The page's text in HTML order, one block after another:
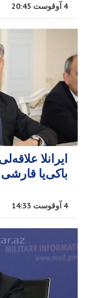
4 آوقوست 20:45
ایرانلا
باکی‌یا قارشی
4 آوقوست 14:33